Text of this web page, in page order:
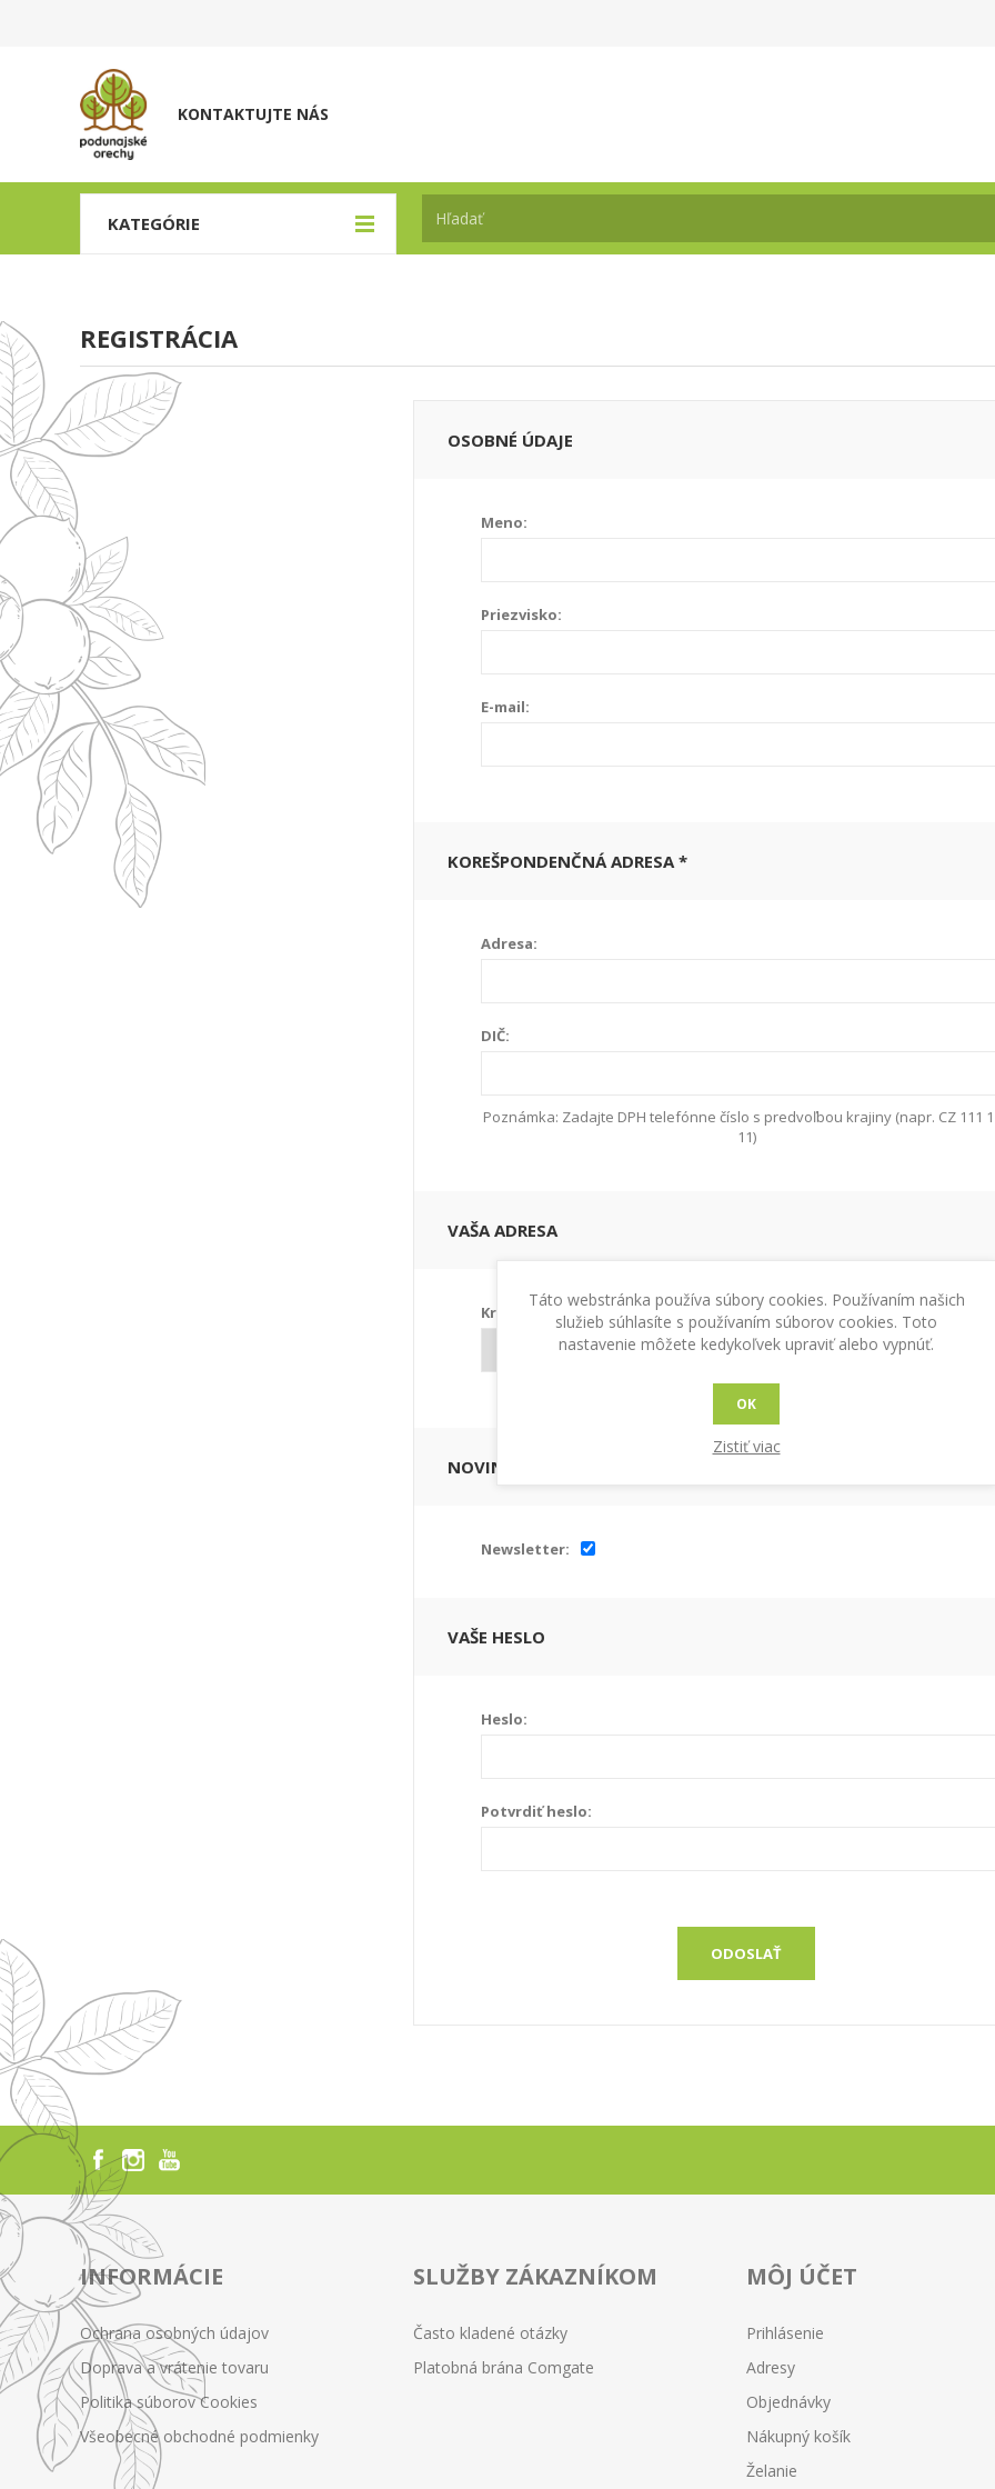
KONTAKTUJTE NÁS
KATEGÓRIE
REGISTRÁCIA
OSOBNÉ ÚDAJE
Meno:
Priezvisko:
E-mail:
KOREŠPONDENČNÁ ADRESA *
Adresa:
DIČ:
Poznámka: Zadajte DPH telefónne číslo s predvoľbou krajiny (napr. CZ 111
11)
VAŠA ADRESA
Krajiny:
NOVINKY
Newsletter:
VAŠE HESLO
Heslo:
Potvrdiť heslo:
ODOSLAŤ
INFORMÁCIE
Ochrana osobných údajov
Doprava a vrátenie tovaru
Politika súborov Cookies
Všeobecné obchodné podmienky
SLUŽBY ZÁKAZNÍKOM
Často kladené otázky
Platobná brána Comgate
MÔJ ÚČET
Prihlásenie
Adresy
Objednávky
Nákupný košík
Želanie
Táto webstránka používa súbory cookies. Používaním našich
služieb súhlasíte s používaním súborov cookies. Toto
nastavenie môžete kedykoľvek upraviť alebo vypnúť.
OK
Zistiť viac